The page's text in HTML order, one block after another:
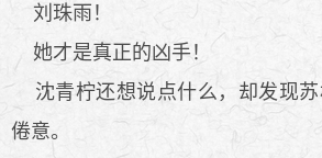
刘珠雨！
她才是真正的凶手！
沈青柠还想说点什么，却发现苏
倦意。